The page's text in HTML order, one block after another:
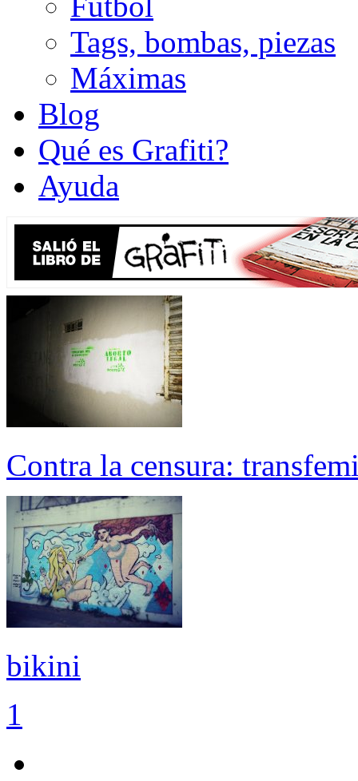
Tags, bombas, piezas
Máximas
Blog
Qué es Grafiti?
Ayuda
Contra la censura:
bikini
1